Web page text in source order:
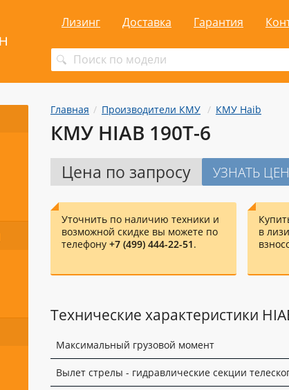
Лизинг Доставка Гарантия
Главная Производители КМУ КМУ Haib
КМУ HIAB 190T-6
Цена по запросу УЗНАТЬ
Уточнить по наличию техники и
возможной скидке вы можете по
телефону +7 (499) 444-22-51.
в
Технические характеристики
Максимальный грузовой момент
Вылет стрелы - гидравлические секции